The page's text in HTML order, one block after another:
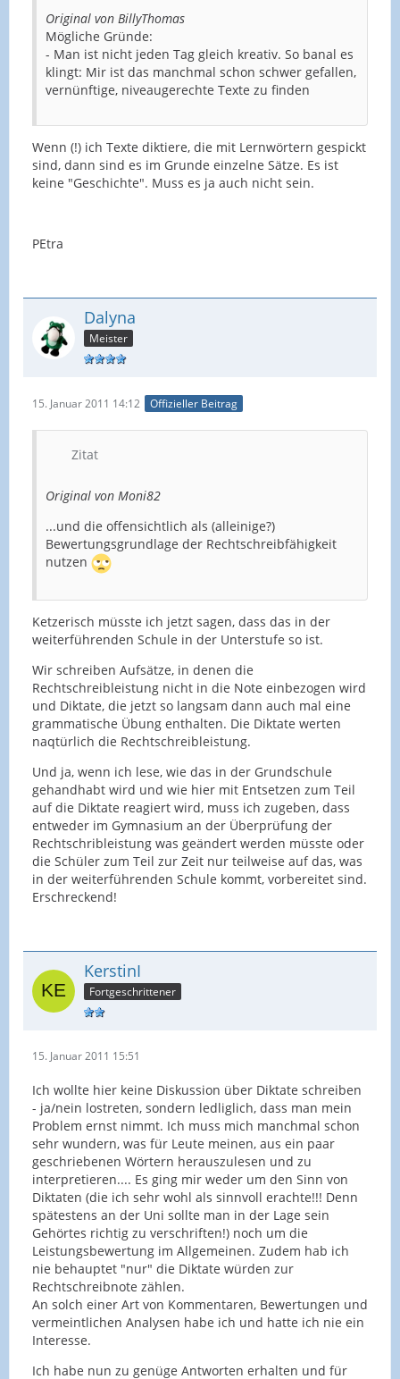
Original von BillyThomas
Mögliche Gründe:
- Man ist nicht jeden Tag gleich kreativ. So banal es
klingt: Mir ist das manchmal schon schwer gefallen,
vernünftige, niveaugerechte Texte zu finden
Wenn (!) ich Texte diktiere, die mit Lernwörtern gespickt
sind, dann sind es im Grunde einzelne Sätze. Es ist
keine "Geschichte". Muss es ja auch nicht sein.
PEtra
Dalyna
Meister
15. Januar 2011 14:12 Offizieller Beitrag
Zitat
Original von Moni82
...und die offensichtlich als (alleinige?)
Bewertungsgrundlage der Rechtschreibfähigkeit
nutzen
Ketzerisch müsste ich jetzt sagen, dass das in der
weiterführenden Schule in der Unterstufe so ist.
Wir schreiben Aufsätze, in denen die
Rechtschreibleistung nicht in die Note einbezogen wird
und Diktate, die jetzt so langsam dann auch mal eine
grammatische Übung enthalten. Die Diktate werten
naqtürlich die Rechtschreibleistung.
Und ja, wenn ich lese, wie das in der Grundschule
gehandhabt wird und wie hier mit Entsetzen zum Teil
auf die Diktate reagiert wird, muss ich zugeben, dass
entweder im Gymnasium an der Überprüfung der
Rechtschribleistung was geändert werden müsste oder
die Schüler zum Teil zur Zeit nur teilweise auf das, was
in der weiterführenden Schule kommt, vorbereitet sind.
Erschreckend!
KerstinI
Fortgeschrittener
15. Januar 2011 15:51
Ich wollte hier keine Diskussion über Diktate schreiben
- ja/nein lostreten, sondern ledliglich, dass man mein
Problem ernst nimmt. Ich muss mich manchmal schon
sehr wundern, was für Leute meinen, aus ein paar
geschriebenen Wörtern herauszulesen und zu
interpretieren.... Es ging mir weder um den Sinn von
Diktaten (die ich sehr wohl als sinnvoll erachte!!! Denn
spätestens an der Uni sollte man in der Lage sein
Gehörtes richtig zu verschriften!) noch um die
Leistungsbewertung im Allgemeinen. Zudem hab ich
nie behauptet "nur" die Diktate würden zur
Rechtschreibnote zählen.
An solch einer Art von Kommentaren, Bewertungen und
vermeintlichen Analysen habe ich und hatte ich nie ein
Interesse.
Ich habe nun zu genüge Antworten erhalten und für